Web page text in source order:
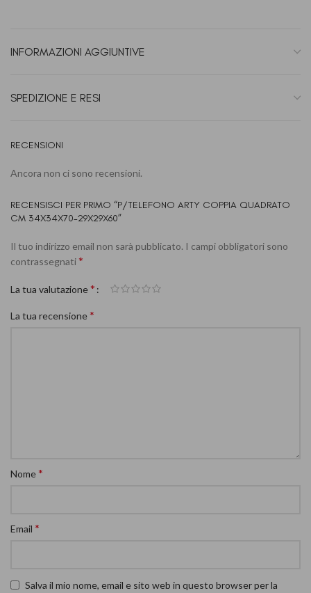
INFORMAZIONI AGGIUNTIVE
SPEDIZIONE E RESI
RECENSIONI
Ancora non ci sono recensioni.
RECENSISCI PER PRIMO “P/TELEFONO ARTY COPPIA QUADRATO
CM 34X34X70-29X29X60”
Il tuo indirizzo email non sarà pubblicato. I campi obbligatori sono
contrassegnati*
La tua valutazione*
La tua recensione*
Nome*
Email *
Salva il mio nome, email e sito web in questo browser per la